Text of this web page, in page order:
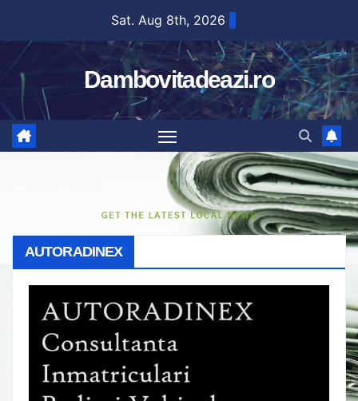
content
Sat. Aug 8th, 2026
Dambovitadeazi.ro
AUTORADINEX